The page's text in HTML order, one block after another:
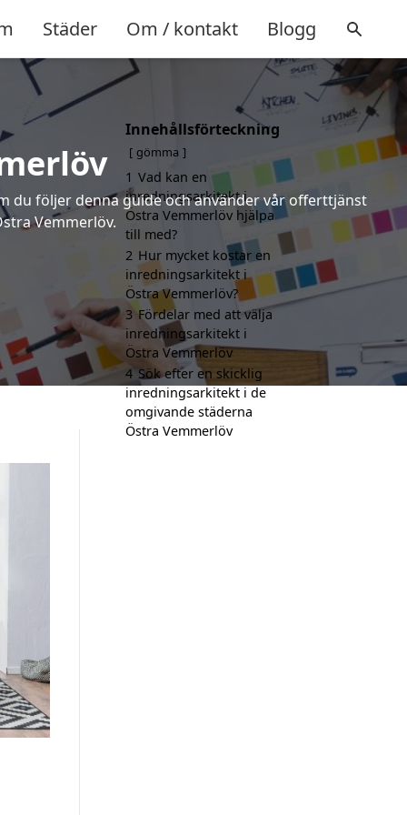
Städer Om / kontakt Blogg
du följer denna guide och använder vår offerttjänst
Vemmerlöv.
Innehållsförteckning
gömma
1 Vad kan en
inredningsarkitekt i
Östra Vemmerlöv hjälpa
till med?
2 Hur mycket kostar en
inredningsarkitekt i
Östra Vemmerlöv?
3 Fördelar med att välja
inredningsarkitekt i
Östra Vemmerlöv
4 Sök efter en skicklig
inredningsarkitekt i de
omgivande städerna
Östra Vemmerlöv